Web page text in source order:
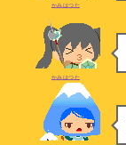
かみはつた
かみはつた